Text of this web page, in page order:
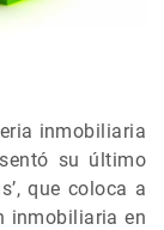
inmobiliaria
su último
que coloca a
inmobiliaria en